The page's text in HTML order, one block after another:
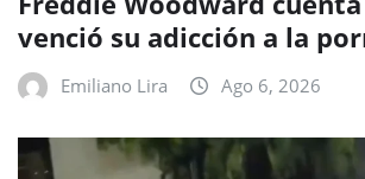
venció su adicción a la
Emiliano Lira Ago 6, 2026